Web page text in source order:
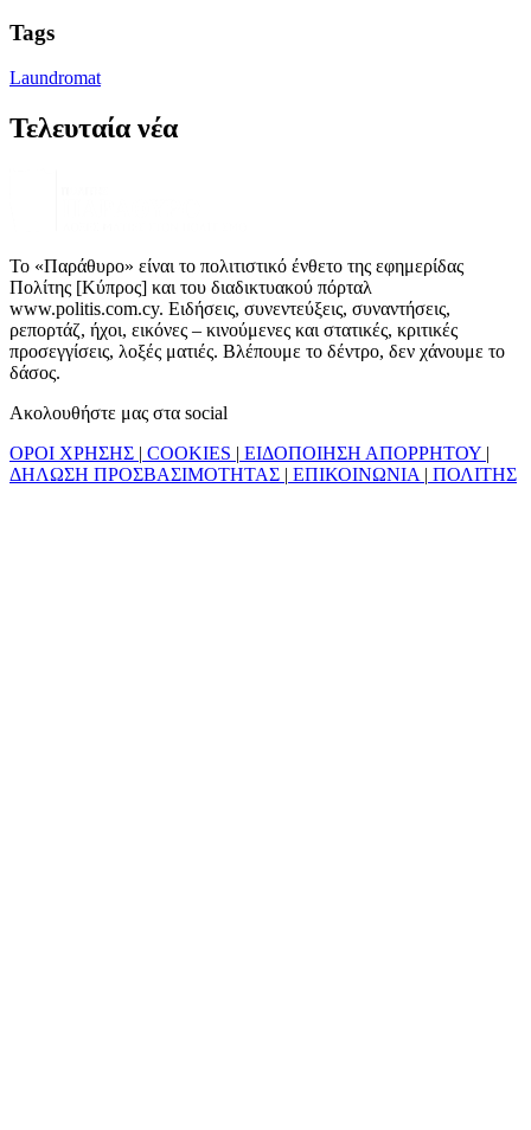
Tags
Laundromat
Τελευταία νέα
Το «Παράθυρο» είναι το πολιτιστικό ένθετο της εφημερίδας
Πολίτης [Κύπρος] και του διαδικτυακού πόρταλ
www.politis.com.cy. Ειδήσεις, συνεντεύξεις, συναντήσεις,
ρεπορτάζ, ήχοι, εικόνες – κινούμενες και στατικές, κριτικές
προσεγγίσεις, λοξές ματιές. Βλέπουμε το δέντρο, δεν χάνουμε το
δάσος.
Ακολουθήστε μας στα social
ΟΡΟΙ ΧΡΗΣΗΣ | COOKIES | ΕΙΔΟΠΟΙΗΣΗ ΑΠΟΡΡΗΤΟΥ |
ΔΗΛΩΣΗ ΠΡΟΣΒΑΣΙΜΟΤΗΤΑΣ | ΕΠΙΚΟΙΝΩΝΙΑ | ΠΟΛΙΤΗΣ